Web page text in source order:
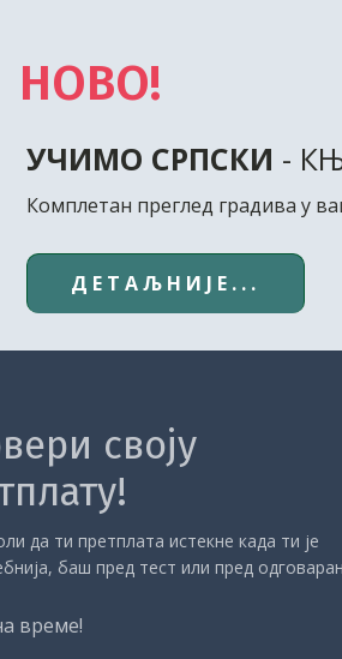
НОВО!
УЧИМО СРПСКИ -
Комплетан преглед градива у
ДЕТАЉНИЈЕ...
своју
да ти претплата истекне када ти је
баш пред тест или пред
време!